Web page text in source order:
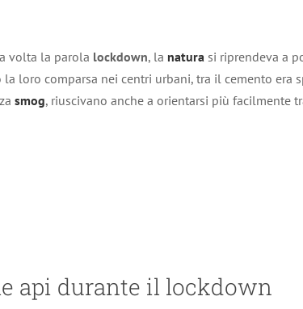
volta la parola lockdown, la natura si riprendeva a
loro comparsa nei centri urbani, tra il cemento
smog, riuscivano anche a orientarsi più facilmente
api durante il lockdown